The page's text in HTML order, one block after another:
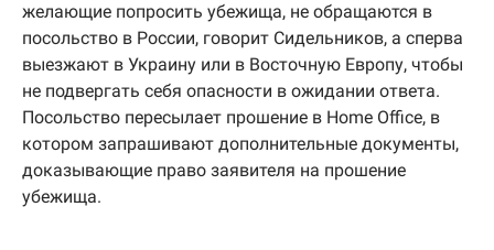
желающие попросить убежища, не обращаются в
посольство в России, говорит Сидельников, а сперва
выезжают в Украину или в Восточную Европу, чтобы
не подвергать себя опасности в ожидании ответа.
Посольство пересылает прошение в Home Office, в
котором запрашивают дополнительные документы,
доказывающие право заявителя на прошение
убежища.